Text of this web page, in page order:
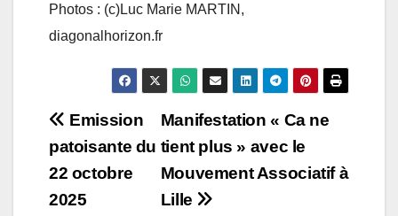
Photos : (c)Luc Marie MARTIN,
diagonalhorizon.fr
Navigation
de
l’article
Manifestation « Ca ne
tient plus » avec le
Mouvement Associatif à
Lille
Emission
patoisante du
22 octobre
2025